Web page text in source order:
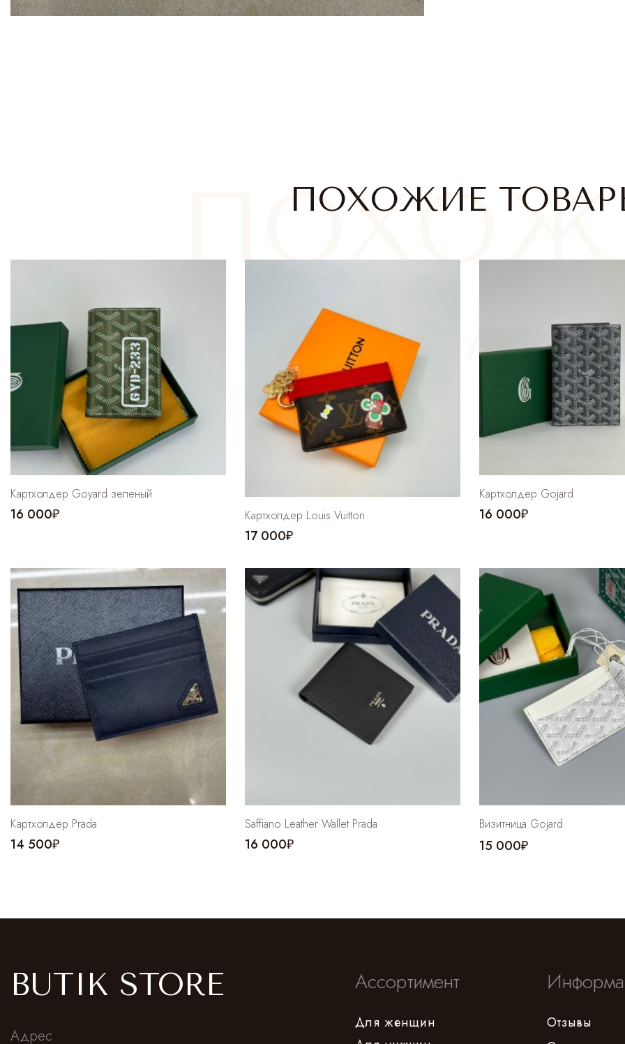
ПОХОЖИЕ
Картхолдер Goyard зеленый
16 000₽ Картхолдер Louis Vuitton
17 000₽
Картхолдер Gojard
16 000₽
Картхолдер Prada
14 500₽
Saffiano Leather Wallet Prada
16 000₽
Визитница Gojard
15 000₽
BUTIK STORE
Адрес
Ассортимент
Для женщин
Отзывы